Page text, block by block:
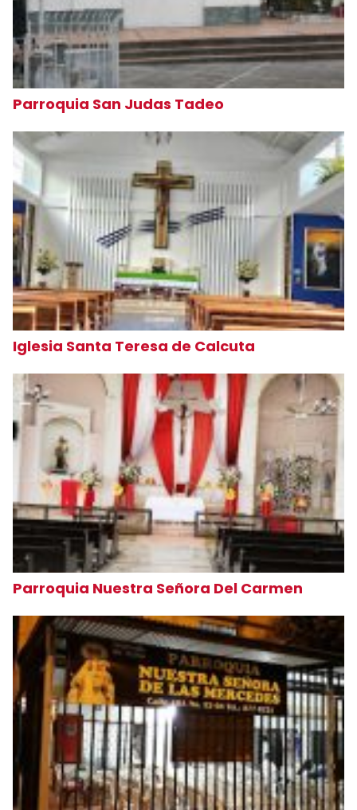
Parroquia San Judas Tadeo
Iglesia Santa Teresa de Calcuta
Parroquia Nuestra Señora Del Carmen